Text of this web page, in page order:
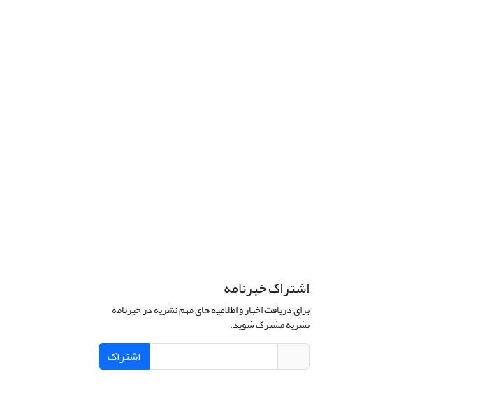
اشتراک خبرنامه
برای دریافت اخبار و اطلاعیه های مهم نشریه در خبرنامه
نشریه مشترک شوید.
اشتراک